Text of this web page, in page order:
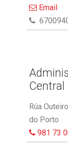
Email
Central
Rúa
do Porto
981 73